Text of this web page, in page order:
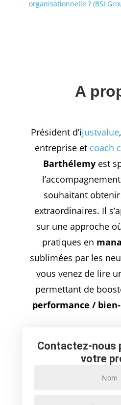
organisationnelle ? (BSI
A p
Président d’ijustvalue,
entreprise et coach
Barthélemy est
souhaitant
extraordinaires. Il
sur une approche
pratiques en
sublimées par les
vous venez de lire
permettant de
performance /
Contactez-nous
votre